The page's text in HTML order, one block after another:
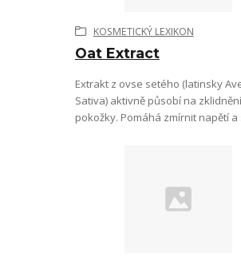
Oat Extract
KOSMETICKÝ LEXIKON
Extrakt z ovse setého (latinsky
Sativa) aktivně působí na
pokožky. Pomáhá zmírnit napětí a